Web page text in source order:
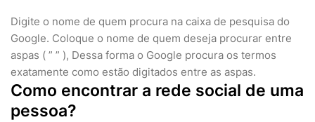
Digite o nome de quem procura na caixa de pesquisa do
Google. Coloque o nome de quem deseja procurar entre
aspas ( ” ” ), Dessa forma o Google procura os termos
exatamente como estão digitados entre as aspas.
Como encontrar a rede social de uma
pessoa?